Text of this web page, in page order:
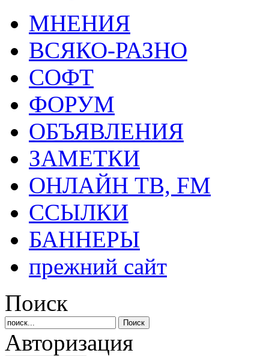
МНЕНИЯ
ВСЯКО-РАЗНО
СОФТ
ФОРУМ
ОБЪЯВЛЕНИЯ
ЗАМЕТКИ
ОНЛАЙН ТВ, FM
ССЫЛКИ
БАННЕРЫ
прежний сайт
Поиск
Авторизация